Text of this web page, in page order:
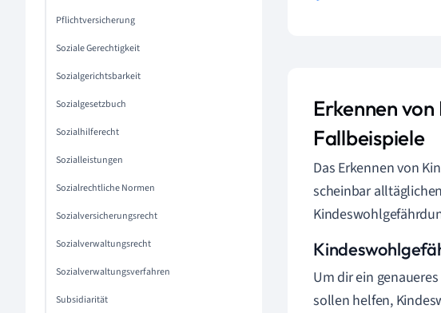
Pflichtversicherung
Soziale Gerechtigkeit
Sozialgerichtsbarkeit
Sozialgesetzbuch
Sozialhilferecht
Sozialleistungen
Sozialrechtliche Normen
Sozialversicherungsrecht
Sozialverwaltungsrecht
Sozialverwaltungsverfahren
Subsidiarität
Erkennen
Fallbeispiele
Das Erkennen von
scheinbar
Um dir ein
sollen helfen,